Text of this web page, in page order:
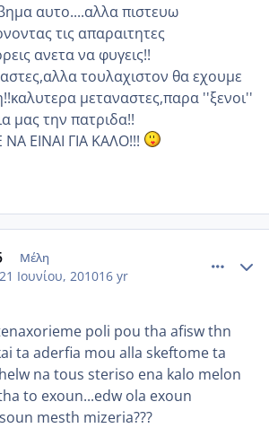
αυτο....αλλα πιστευω
τις απαραιτητες
ανετα να φυγεις!!
τουλαχιστον θα εχουμε
μεταναστες,παρα ''ξενοι''
μας την πατριδα!!
ΕΙΝΑΙ ΓΙΑ ΚΑΛΟ!!!
Μέλη
21 Ιουνίου, 201016 yr
poli pou tha afisw thn
ta aderfia mou alla skeftome ta
na tous steriso ena kalo melon
to exoun...edw ola exoun
mesth mizeria???